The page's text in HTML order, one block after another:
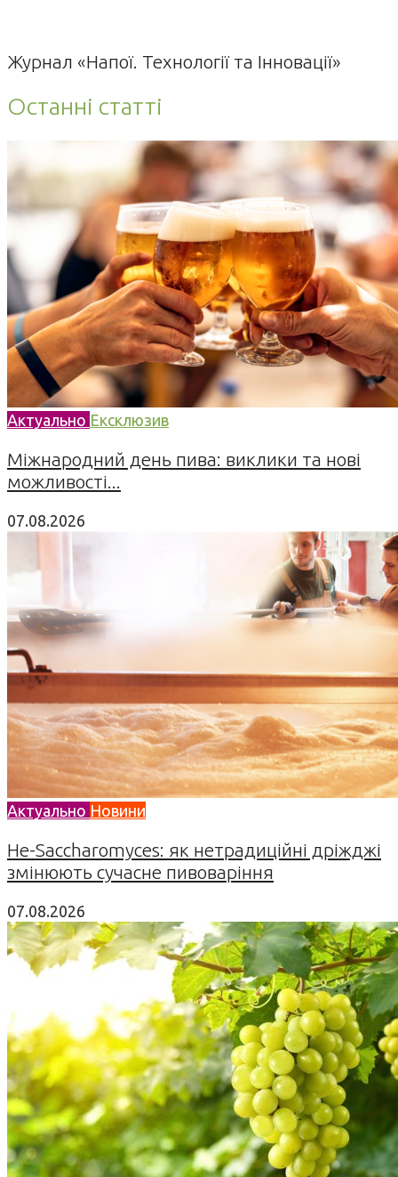
Журнал «Напої. Технології та Інновації»
Останні статті
Актуально Ексклюзив
Міжнародний день пива: виклики та нові
можливості...
07.08.2026
Актуально Новини
Не-Saccharomyces: як нетрадиційні дріжджі
змінюють сучасне пивоваріння
07.08.2026